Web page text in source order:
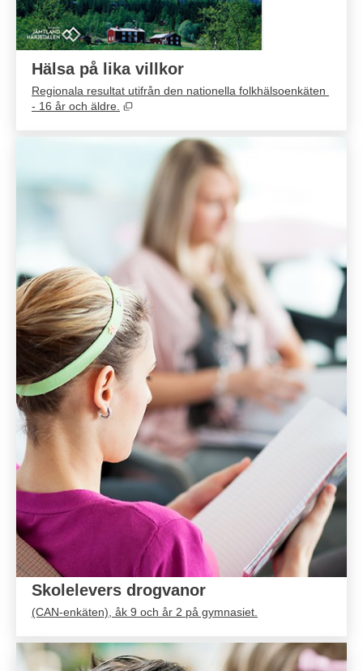
Hälsa på lika villkor
Regionala resultat utifrån den nationella folkhälsoenkäten
- 16 år och äldre.
Öppnas i nytt fönster.
Skolelevers drogvanor
(CAN-enkäten), åk 9 och år 2 på gymnasiet.